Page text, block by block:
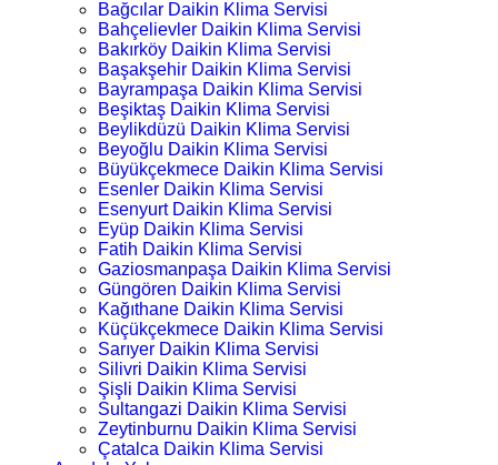
Bağcılar Daikin Klima Servisi
Bahçelievler Daikin Klima Servisi
Bakırköy Daikin Klima Servisi
Başakşehir Daikin Klima Servisi
Bayrampaşa Daikin Klima Servisi
Beşiktaş Daikin Klima Servisi
Beylikdüzü Daikin Klima Servisi
Beyoğlu Daikin Klima Servisi
Büyükçekmece Daikin Klima Servisi
Esenler Daikin Klima Servisi
Esenyurt Daikin Klima Servisi
Eyüp Daikin Klima Servisi
Fatih Daikin Klima Servisi
Gaziosmanpaşa Daikin Klima Servisi
Güngören Daikin Klima Servisi
Kağıthane Daikin Klima Servisi
Küçükçekmece Daikin Klima Servisi
Sarıyer Daikin Klima Servisi
Silivri Daikin Klima Servisi
Şişli Daikin Klima Servisi
Sultangazi Daikin Klima Servisi
Zeytinburnu Daikin Klima Servisi
Çatalca Daikin Klima Servisi